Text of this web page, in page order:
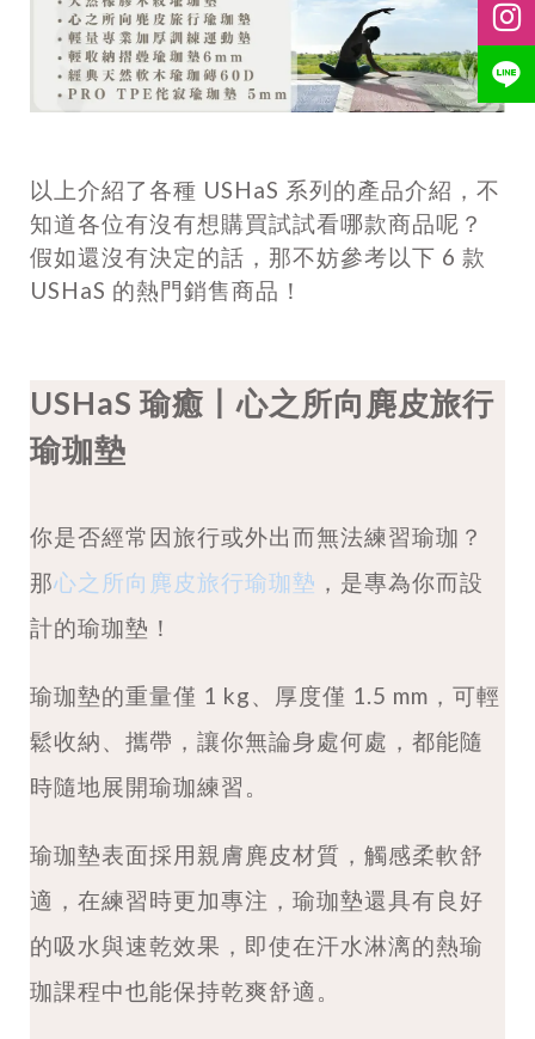
以上介紹了各種 USHaS 系列的產品介紹，不
知道各位有沒有想購買試試看哪款商品呢？
假如還沒有決定的話，那不妨參考以下 6 款
USHaS 的熱門銷售商品！
USHaS 瑜癒丨心之所向麂皮旅行
瑜珈墊
你是否經常因旅行或外出而無法練習瑜珈？
那心之所向麂皮旅行瑜珈墊 ，是專為你而設
計的瑜珈墊！
瑜珈墊的重量僅 1 kg、厚度僅 1.5 mm，可輕
鬆收納、攜帶，讓你無論身處何處，都能隨
時隨地展開瑜珈練習。
瑜珈墊表面採用親膚麂皮材質，觸感柔軟舒
適，在練習時更加專注，瑜珈墊還具有良好
的吸水與速乾效果，即使在汗水淋漓的熱瑜
珈課程中也能保持乾爽舒適。